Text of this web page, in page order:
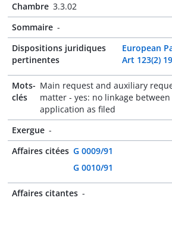
Chambre 3.3.02
Sommaire -
Dispositions juridiques
pertinentes
European
Art 123(2)
Mots-
clés
Main request and auxiliary
matter - yes: no linkage
application as filed
Exergue -
Affaires citées G 0009/91
G 0010/91
Affaires citantes -